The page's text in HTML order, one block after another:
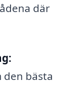
där
den bästa